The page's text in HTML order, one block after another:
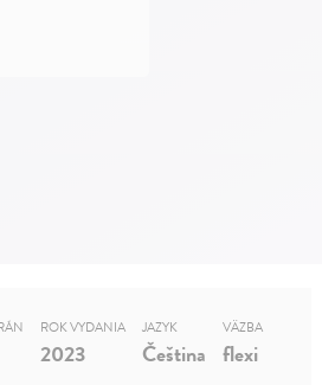
ROK VYDANIA
2023
JAZYK
Čeština
VÄZBA
flexi